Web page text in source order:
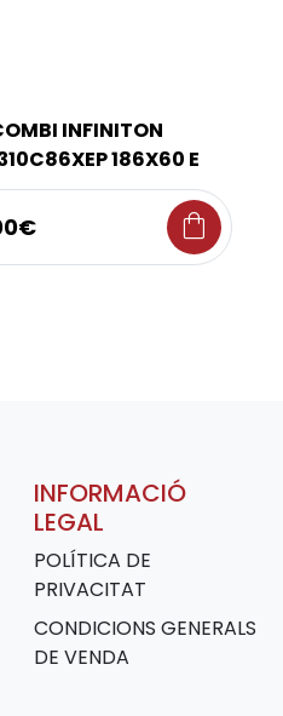
INFINITON
186X60 E
shopping_bag
INFORMACIÓ
LEGAL
POLÍTICA DE
PRIVACITAT
CONDICIONS GENERALS
DE VENDA